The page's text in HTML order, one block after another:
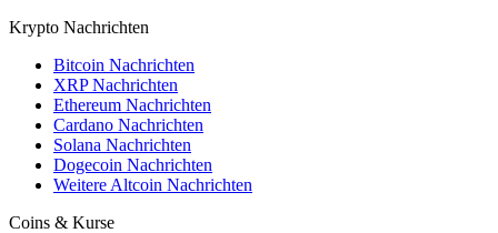
Krypto Nachrichten
Bitcoin Nachrichten
XRP Nachrichten
Ethereum Nachrichten
Cardano Nachrichten
Solana Nachrichten
Dogecoin Nachrichten
Weitere Altcoin Nachrichten
Coins & Kurse